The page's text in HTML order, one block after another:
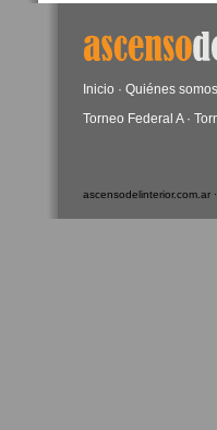
Inicio · Quiénes somos
Torneo Federal A·
ascensodelinterior.com.ar